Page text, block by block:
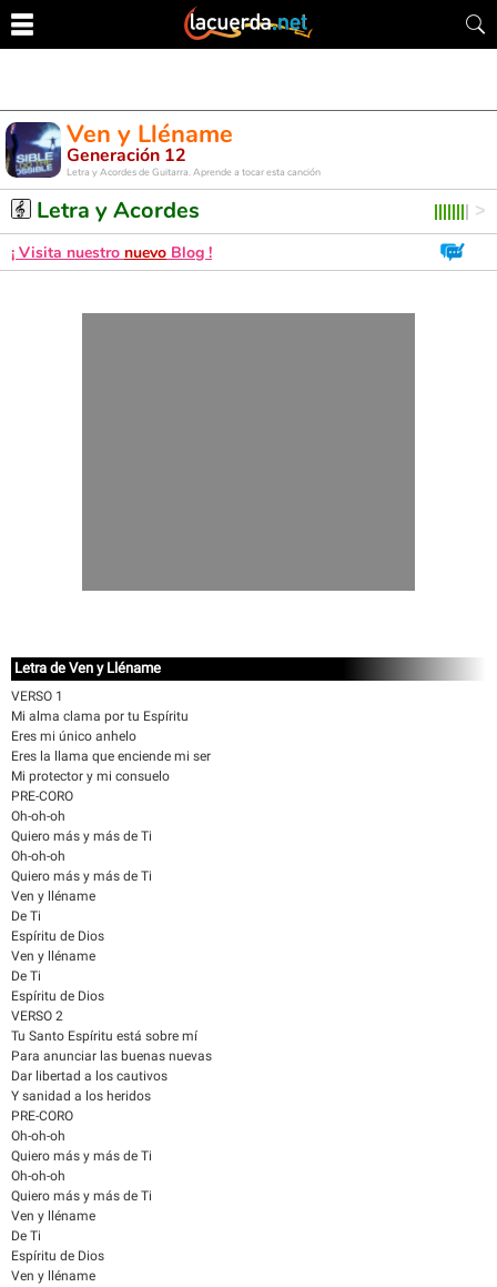
Ven y Lléname
Generación 12
Letra y Acordes de Guitarra. Aprende a tocar esta canción
Letra y Acordes
¡ Visita nuestro nuevo Blog !
Letra de Ven y Lléname
VERSO 1
Mi alma clama por tu Espíritu
Eres mi único anhelo
Eres la llama que enciende mi ser
Mi protector y mi consuelo
PRE-CORO
Oh-oh-oh
Quiero más y más de Ti
Oh-oh-oh
Quiero más y más de Ti
Ven y lléname
De Ti
Espíritu de Dios
Ven y lléname
De Ti
Espíritu de Dios
VERSO 2
Tu Santo Espíritu está sobre mí
Para anunciar las buenas nuevas
Dar libertad a los cautivos
Y sanidad a los heridos
PRE-CORO
Oh-oh-oh
Quiero más y más de Ti
Oh-oh-oh
Quiero más y más de Ti
Ven y lléname
De Ti
Espíritu de Dios
Ven y lléname